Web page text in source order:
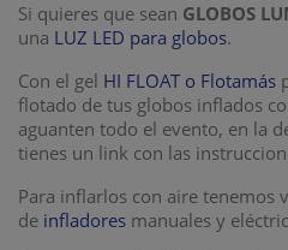
Si quieres que sean GLOBOS
una LUZ LED para globos.
Con el gel HI FLOAT o Flotamás
flotado de tus globos inflados
aguanten todo el evento, en la
tienes un link con las
Para inflarlos con aire tenemos
de infladores manuales y